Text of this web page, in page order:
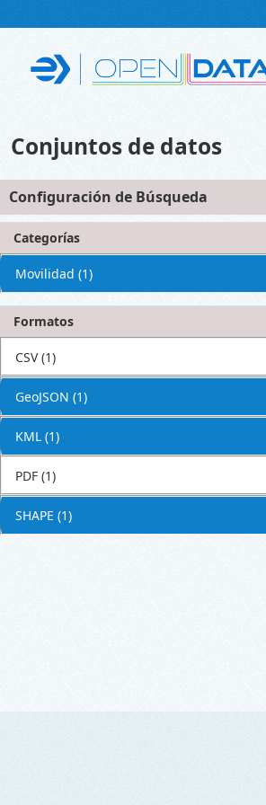
Conjuntos de datos
Configuración de Búsqueda
Categorías
Movilidad (1)
Formatos
CSV (1)
GeoJSON (1)
KML (1)
PDF (1)
SHAPE (1)